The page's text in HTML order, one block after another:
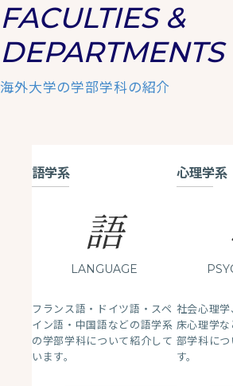
FACULTIES &
DEPARTMENTS
海外大学の学部学科の紹介
語学系
語
LANGUAGE
フランス語・ドイツ語・スペ
イン語・中国語などの語学系
の学部学科について紹介して
います。
心理学系
社会心理
床心理学
部学科に
す。